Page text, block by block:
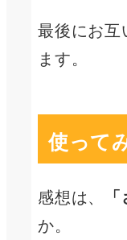
最後にお互
ます。
使って
感想は、
か。